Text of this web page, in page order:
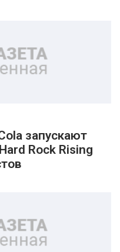
запускают
Rock Rising